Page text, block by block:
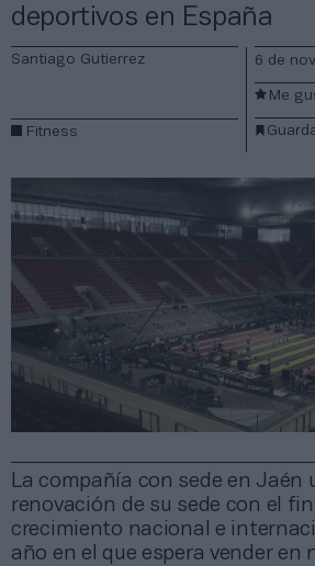
deportivos en España
La compañía con sede en Jaén
renovación de su sede con el
crecimiento nacional e
año en el que espera vender en
Santiago Gutierrez
Fitness
6 de
Me